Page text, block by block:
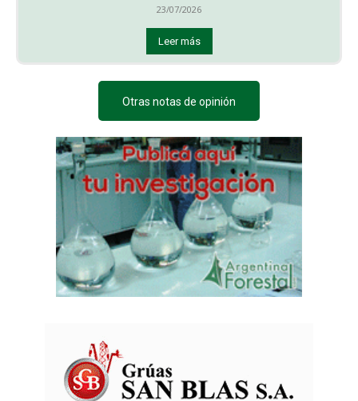
23/07/2026
Leer más
Otras notas de opinión